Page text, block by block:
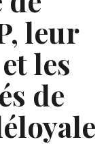
leur
les
de